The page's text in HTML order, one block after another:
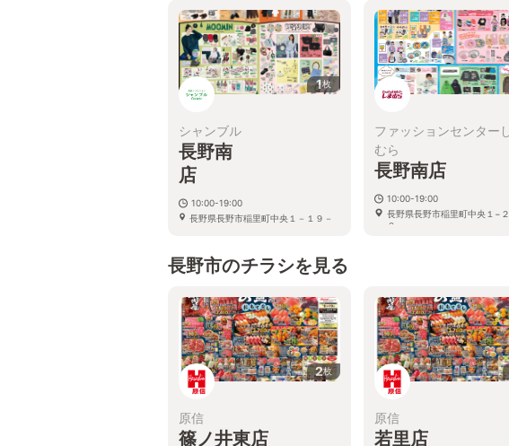
1枚
シャンブル
長野南
店
10:00-19:00
長野県長野市稲里町中央１－１９－
ファッションセンター
むら
長野南店
10:00-19:00
長野県長野市稲里町中央１−
０
長野市のチラシを見る
2枚
原信
篠ノ井東店
原信
若里店